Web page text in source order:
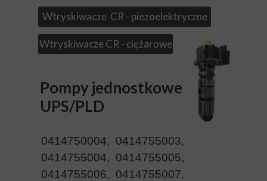
Pompy jednostkowe
UPS/PLD
0414750004, 0414755003,
0414755004, 0414755005,
0414755006, 0414755007,
Wtryskiwacze CR - piezoelektryczne
Wtryskiwacze CR - ciężarowe